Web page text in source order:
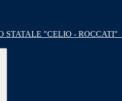
STATALE "CELIO - ROCCATI"